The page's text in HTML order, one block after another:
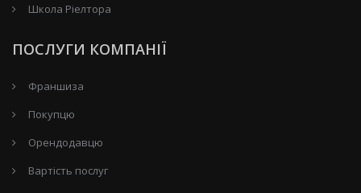
Школа Ріелтора
ПОСЛУГИ КОМПАНІЇ
Франшиза
Покупцю
Орендодавцю
Вартість послуг